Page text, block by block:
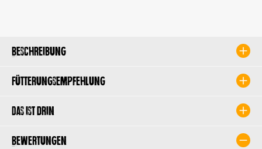
Beschreibung
Fütterungsempfehlung
Das ist drin
Bewertungen